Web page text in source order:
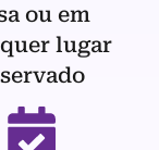
ou em
lugar